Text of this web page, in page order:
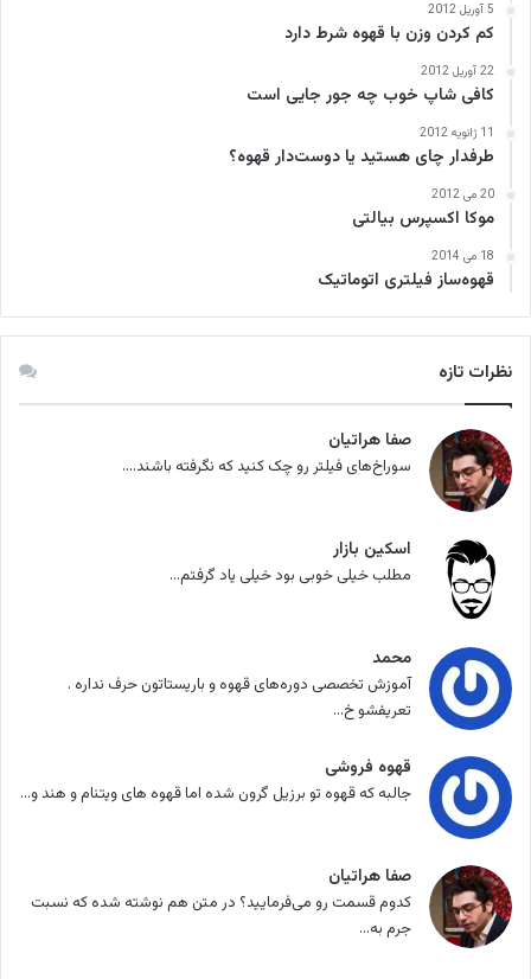
5 آوریل 2012
کم کردن وزن با قهوه شرط دارد
22 آوریل 2012
کافی‌ شاپ خوب چه جور جایی است
11 ژانویه 2012
طرفدار چای هستید یا دوست‌دار قهوه؟
20 می 2012
موکا اکسپرس بیالتی
18 می 2014
قهوه‌ساز فیلتری اتوماتیک
نظرات تازه
صفا هراتیان
سوراخ‌های فیلتر رو چک کنید که نگرفته باشند....
اسکین بازار
مطلب خیلی خوبی بود خیلی یاد گرفتم...
محمد
آموزش تخصصی دوره‌های قهوه و باریستاتون حرف نداره .
تعریفشو خ...
قهوه فروشی
جالبه که قهوه تو برزیل گرون شده اما قهوه های ویتنام و هند و...
صفا هراتیان
کدوم قسمت رو می‌فرمایید؟ در متن هم نوشته شده که نسبت
جرم به...